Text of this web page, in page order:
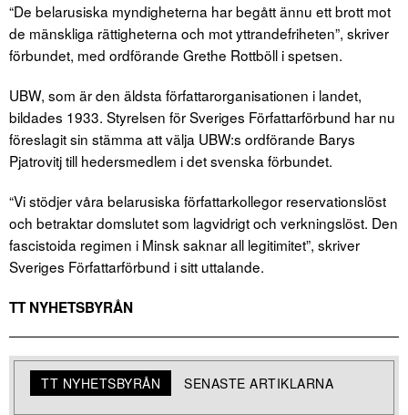
“De belarusiska myndigheterna har begått ännu ett brott mot
de mänskliga rättigheterna och mot yttrandefriheten”, skriver
förbundet, med ordförande Grethe Rottböll i spetsen.
UBW, som är den äldsta författarorganisationen i landet,
bildades 1933. Styrelsen för Sveriges Författarförbund har nu
föreslagit sin stämma att välja UBW:s ordförande Barys
Pjatrovitj till hedersmedlem i det svenska förbundet.
“Vi stödjer våra belarusiska författarkollegor reservationslöst
och betraktar domslutet som lagvidrigt och verkningslöst. Den
fascistoida regimen i Minsk saknar all legitimitet”, skriver
Sveriges Författarförbund i sitt uttalande.
TT NYHETSBYRÅN
TT NYHETSBYRÅN SENASTE ARTIKLARNA